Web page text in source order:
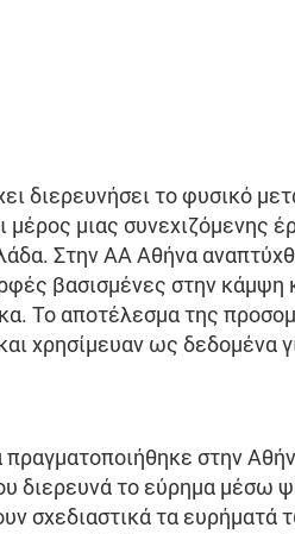
διερευνήσει το φυσικό
μιας συνεχιζόμενης
Στην ΑΑ Αθήνα
βασισμένες στην κάμψη
Το αποτέλεσμα της
χρησίμευαν ως δεδομένα
πραγματοποιήθηκε στην
διερευνά το εύρημα μέσω
σχεδιαστικά τα ευρήματά